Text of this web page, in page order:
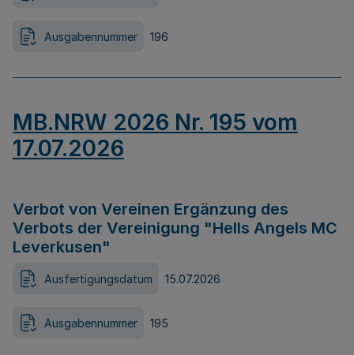
Ausgabennummer 196
MB.NRW 2026 Nr. 195 vom
17.07.2026
Verbot von Vereinen Ergänzung des
Verbots der Vereinigung "Hells Angels MC
Leverkusen"
Ausfertigungsdatum 15.07.2026
Ausgabennummer 195